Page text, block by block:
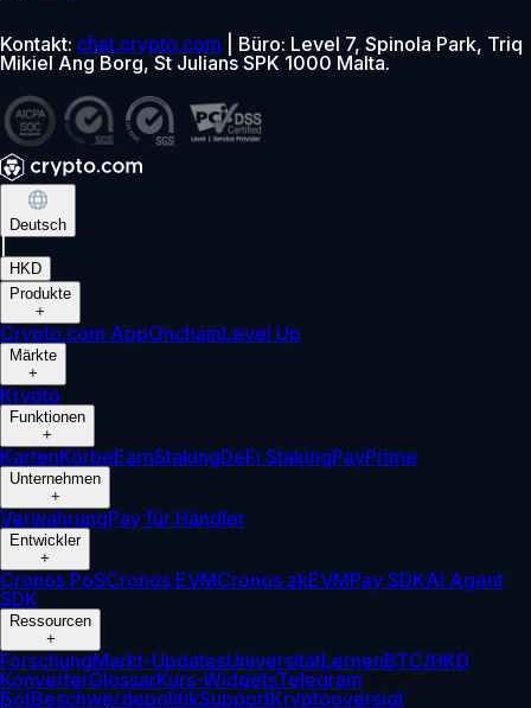
Kontakt: chat.crypto.com | Büro: Level 7, Spinola Park, Triq
Mikiel Ang Borg, St Julians SPK 1000 Malta.
Deutsch
HKD
Produkte
+
Crypto.com AppOnchainLevel Up
Märkte
+
Krypto
Funktionen
+
KartenKörbeEarnStakingDeFi StakingPayPrime
Unternehmen
+
VerwahrungPay für Händler
Entwickler
+
Cronos PoSCronos EVMCronos zkEVMPay SDKAI Agent
SDK
Ressourcen
+
ForschungMarkt-UpdatesUniversitätLernenBTC/HKD
KonverterGlossarKurs-WidgetsTelegram
BotBeschwerdepolitikSupportKryptooversigt